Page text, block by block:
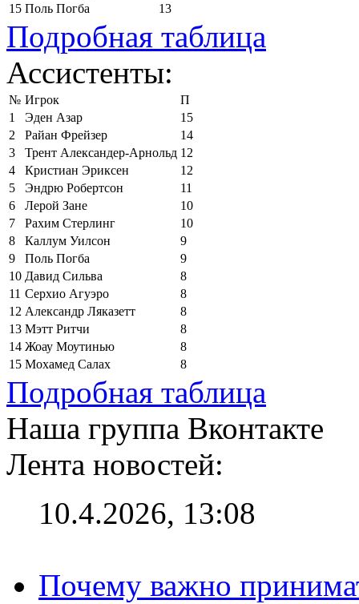
15 Поль Погба 13
Подробная таблица
Ассистенты:
№ Игрок
П
1
Эден Азар
15
2
Райан Фрейзер
14
3
Трент Александер-Арнольд 12
4
Кристиан Эриксен
12
5
Эндрю Робертсон
11
6
Лерой Зане
10
7
Рахим Стерлинг
10
8
Каллум Уилсон
9
9
Поль Погба
9
10 Давид Сильва
8
11 Серхио Агуэро
8
12 Александр Ляказетт
8
13 Мэтт Ритчи
8
14 Жоау Моутинью
8
15 Мохамед Салах 8
Подробная таблица
Наша группа Вконтакте
Лента новостей:
10.4.2026, 13:08
Почему важно